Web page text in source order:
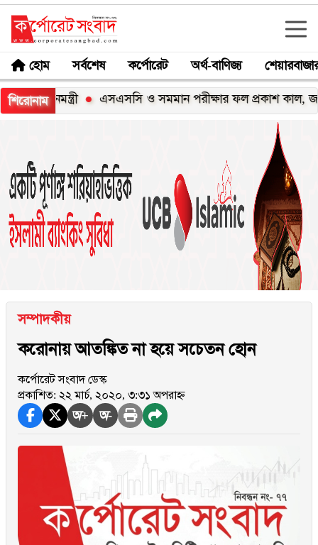
হোম সর্বশেষ কর্পোরেট অর্থ-বাণিজ্য
শিরোনাম এসএসসি ও সমমান পরীক্ষার ফল প্রকাশ কাল, জানবেন
সম্পাদকীয়
করোনায় আতঙ্কিত না হয়ে সচেতন হোন
কর্পোরেট সংবাদ ডেস্ক
প্রকাশিত: ২২ মার্চ, ২০২০, ৩:৩১ অপরাহ্ন
অ+ অ-